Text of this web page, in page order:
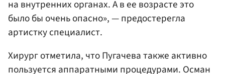
на внутренних органах. А в ее возрасте это
было бы очень опасно», — предостерегла
артистку специалист.
Хирург отметила, что Пугачева также активно
пользуется аппаратными процедурами. Осман